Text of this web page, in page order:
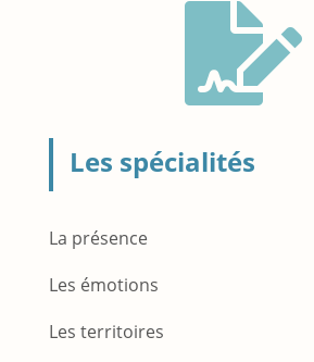

Les spécialités
La présence
Les émotions
Les territoires